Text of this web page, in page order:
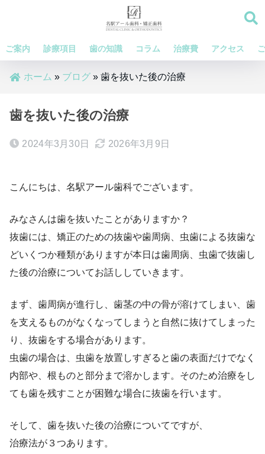
ご案内 診療項目 歯の知識 コラム 治療費 アクセス
ホーム » ブログ » 歯を抜いた後の治療
歯を抜いた後の治療
2024年3月30日 2026年3月9日
こんにちは、名駅アール歯科でございます。
みなさんは歯を抜いたことがありますか？
抜歯には、矯正のための抜歯や歯周病、虫歯による抜歯な
どいくつか種類がありますが本日は歯周病、虫歯で抜歯し
た後の治療についてお話ししていきます。
まず、歯周病が進行し、歯茎の中の骨が溶けてしまい、歯
を支えるものがなくなってしまうと自然に抜けてしまった
り、抜歯をする場合があります。
虫歯の場合は、虫歯を放置しすぎると歯の表面だけでなく
内部や、根ものと部分まで溶かします。そのため治療をし
ても歯を残すことが困難な場合に抜歯を行います。
そして、歯を抜いた後の治療についてですが、
治療法が３つあります。